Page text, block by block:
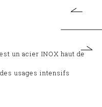
un acier INOX haut de
usages intensifs